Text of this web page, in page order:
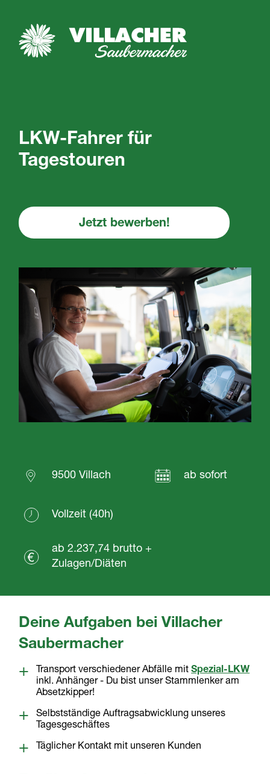
LKW-Fahrer für
Tagestouren
Jetzt bewerben!
9500 Villach ab sofort
Vollzeit (40h)
ab 2.237,74 brutto +
Zulagen/Diäten
Deine Aufgaben bei Villacher
Saubermacher
Transport verschiedener Abfälle mitSpezial-LKW
inkl. Anhänger - Du bist unser Stammlenker am
Absetzkipper!
Selbstständige Auftragsabwicklung unseres
Tagesgeschäftes
Täglicher Kontakt mit unseren Kunden